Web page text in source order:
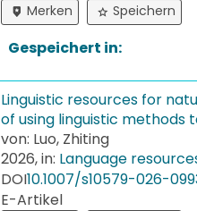
Merken Speichern
Gespeichert in:
Linguistic resources for
of using linguistic methods
von: Luo, Zhiting
2026, in: Language
DOI10.​1007/​s10579-​026-​
E-Artikel